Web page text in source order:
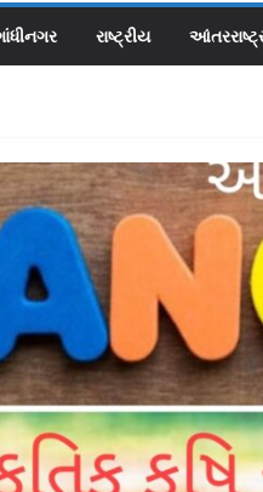
રાષ્ટ્રીય